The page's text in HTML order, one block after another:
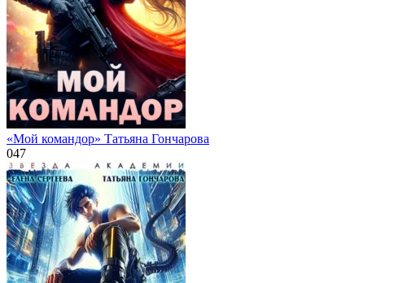
«Мой командор» Татьяна Гончарова
047